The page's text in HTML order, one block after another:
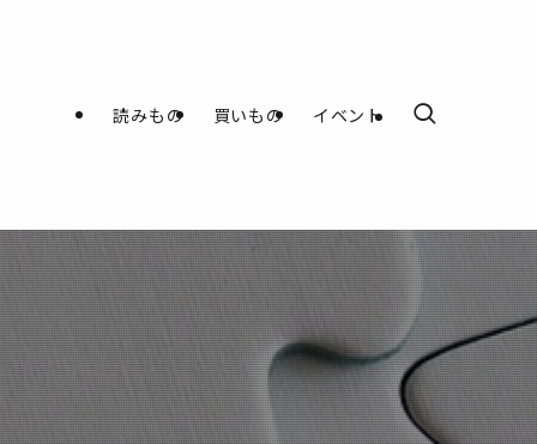
読みもの 買いもの イベント